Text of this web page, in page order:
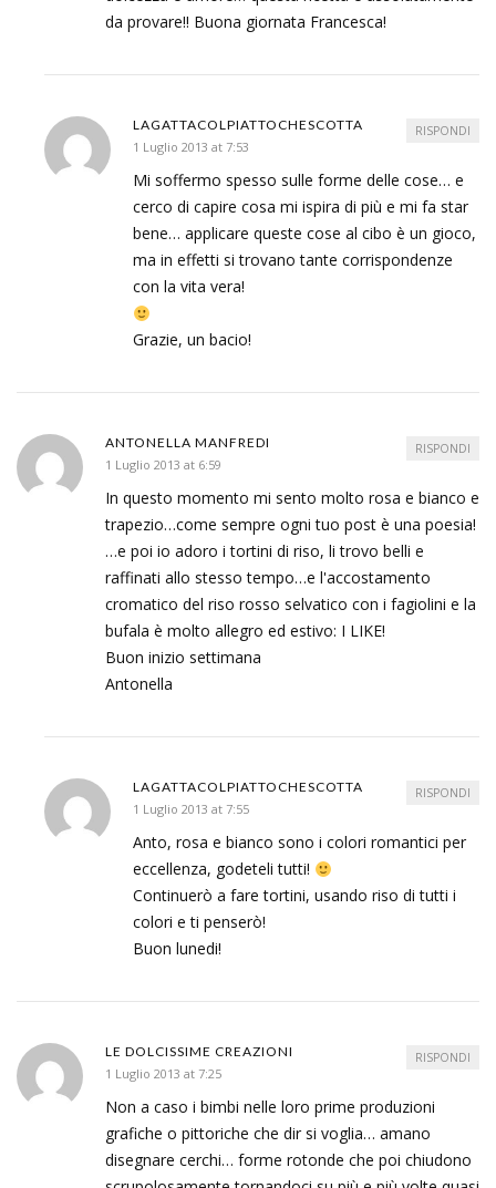
da provare!! Buona giornata Francesca!
LAGATTACOLPIATTOCHESCOTTA
1 Luglio 2013 at 7:53
Mi soffermo spesso sulle forme delle cose… e
cerco di capire cosa mi ispira di più e mi fa star
bene… applicare queste cose al cibo è un gioco,
ma in effetti si trovano tante corrispondenze
con la vita vera!
Grazie, un bacio!
RISPONDI
ANTONELLA MANFREDI
1 Luglio 2013 at 6:59
In questo momento mi sento molto rosa e bianco e
trapezio…come sempre ogni tuo post è una poesia!
…e poi io adoro i tortini di riso, li trovo belli e
raffinati allo stesso tempo…e l'accostamento
cromatico del riso rosso selvatico con i fagiolini e la
bufala è molto allegro ed estivo: I LIKE!
Buon inizio settimana
Antonella
RISPONDI
LAGATTACOLPIATTOCHESCOTTA
1 Luglio 2013 at 7:55
Anto, rosa e bianco sono i colori romantici per
eccellenza, godeteli tutti!
Continuerò a fare tortini, usando riso di tutti i
colori e ti penserò!
Buon lunedi!
RISPONDI
LE DOLCISSIME CREAZIONI
1 Luglio 2013 at 7:25
Non a caso i bimbi nelle loro prime produzioni
grafiche o pittoriche che dir si voglia… amano
disegnare cerchi… forme rotonde che poi chiudono
RISPONDI